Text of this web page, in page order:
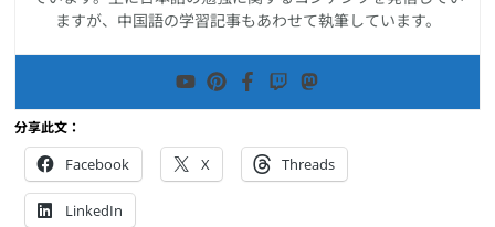
ますが、中国語の学習記事もあわせて執筆しています。
分享此文：
Facebook X Threads
LinkedIn